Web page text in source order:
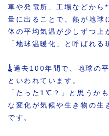
車や発電所、工場などから
量に出ることで、熱が地球
体の平均気温が少しずつ上
「地球温暖化」と呼ばれる
🌡️過去100年間で、地球の
といわれています。
「たった1℃？」と思うか
な変化が気候や生き物の生
です。